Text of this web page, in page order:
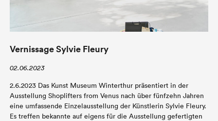
Vernissage Sylvie Fleury
02.06.2023
2.6.2023 Das Kunst Museum Winterthur präsentiert in der
Ausstellung Shoplifters from Venus nach über fünfzehn Jahren
eine umfassende Einzelausstellung der Künstlerin Sylvie Fleury.
Es treffen bekannte auf eigens für die Ausstellung gefertigten